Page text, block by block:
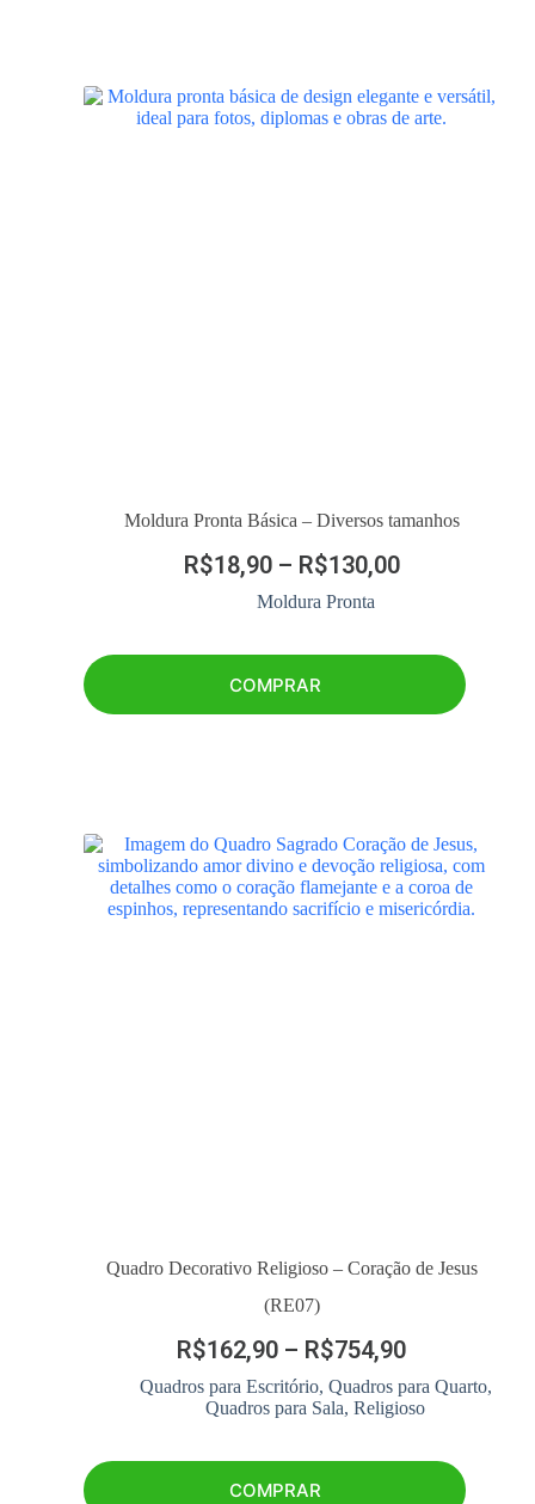
Moldura Pronta Básica – Diversos tamanhos
R$18,90– R$130,00
Moldura Pronta
COMPRAR
Quadro Decorativo Religioso – Coração de Jesus
(RE07)
R$162,90 – R$754,90
Quadros para Escritório, Quadros para Quarto,
Quadros para Sala, Religioso
COMPRAR